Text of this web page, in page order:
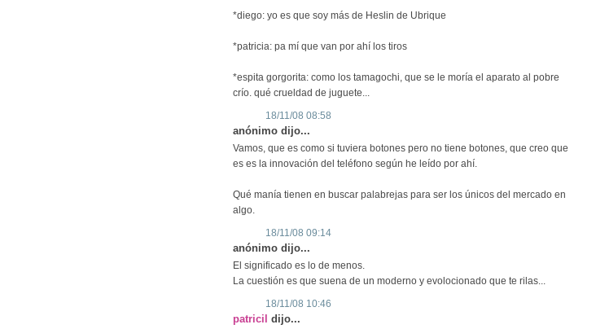
*diego: yo es que soy más de Heslin de Ubrique
*patricia: pa mí que van por ahí los tiros
*espita gorgorita: como los tamagochi, que se le moría el aparato al pobre
crío. qué crueldad de juguete...
18/11/08 08:58
anónimo dijo...
Vamos, que es como si tuviera botones pero no tiene botones, que creo que
es es la innovación del teléfono según he leído por ahí.
Qué manía tienen en buscar palabrejas para ser los únicos del mercado en
algo.
18/11/08 09:14
anónimo dijo...
El significado es lo de menos.
La cuestión es que suena de un moderno y evolocionado que te rilas...
18/11/08 10:46
patricil dijo...